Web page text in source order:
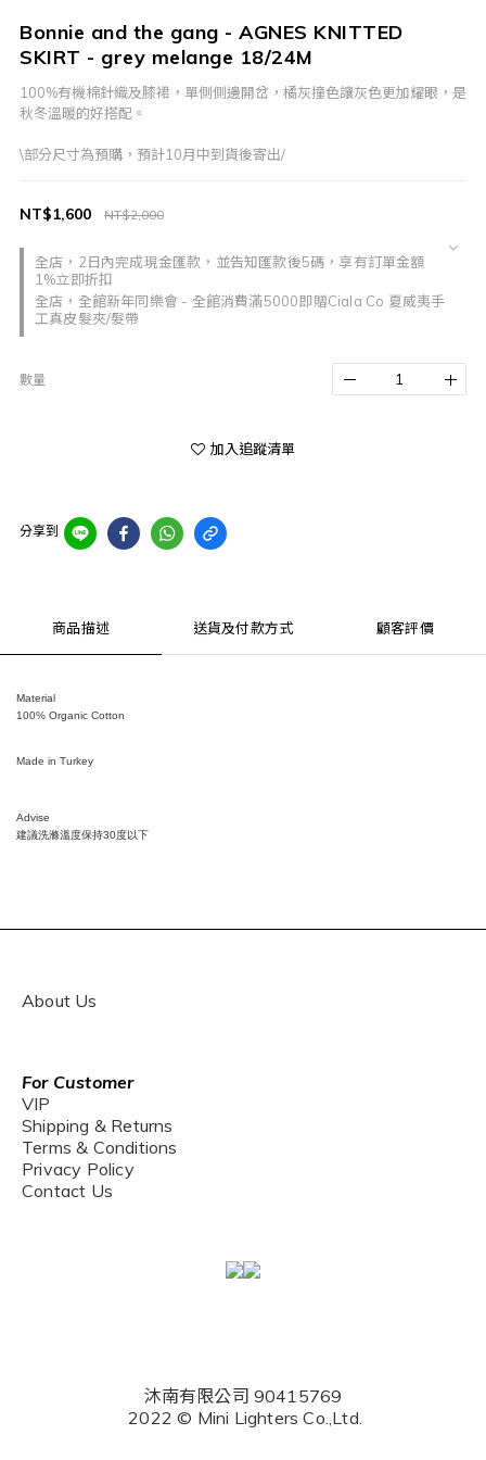
Bonnie and the gang - AGNES KNITTED
SKIRT - grey melange 18/24M
100%有機棉針織及膝裙，單側側邊開岔，橘灰撞色讓灰色更加耀眼，是
秋冬溫暖的好搭配。
\部分尺寸為預購，預計10月中到貨後寄出/
全店，2日內完成現金匯款，並告知匯款後5碼，享有訂單金額
1%立即折扣
全店，全館新年同樂會 - 全館消費滿5000即贈Ciala Co 夏威夷手
工真皮髮夾/髮帶
NT$2,000
NT$1,600
數量
加入追蹤清單
分享到
商品描述 送貨及付款方式 顧客評價
Material
100% Organic Cotton
Made in Turkey
Advise
建議洗滌溫度保持30度以下
About Us
For Customer
VIP
Shipping & Returns
Terms & Conditions
Privacy Policy
Contact Us
沐南有限公司 90415769
2022 © Mini Lighters Co.,Ltd.